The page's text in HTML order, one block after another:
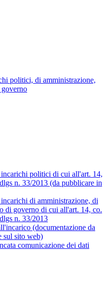
politici, di amministrazione,
politici di cui all'art. 14,
n. 33/2013 (da pubblicare in
di amministrazione, di
di governo di cui all'art. 14, co.
n. 33/2013
(documentazione da
sul sito web)
comunicazione dei dati